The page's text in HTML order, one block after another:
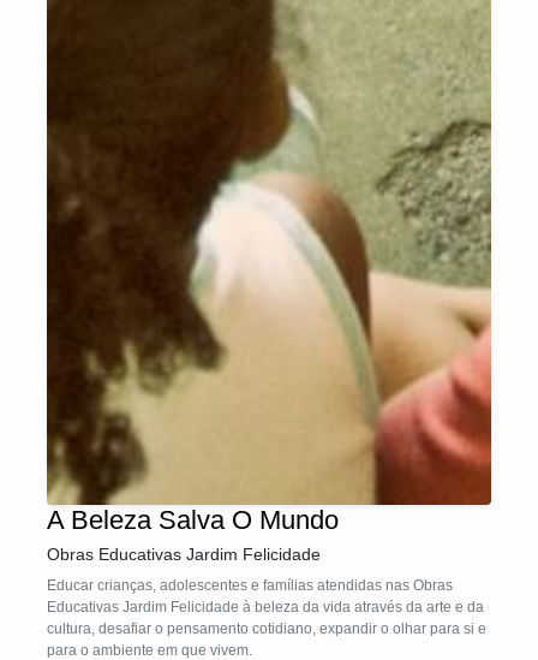
A Beleza Salva O Mundo
Obras Educativas Jardim Felicidade
Educar crianças, adolescentes e famílias atendidas nas Obras
Educativas Jardim Felicidade à beleza da vida através da arte e da
cultura, desafiar o pensamento cotidiano, expandir o olhar para si e
para o ambiente em que vivem.